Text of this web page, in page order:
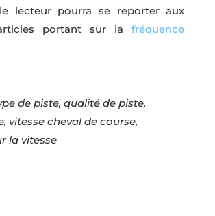
lecteur pourra se reporter aux
portant sur lafréquence
de piste, qualité de piste,
vitesse cheval de course,
la vitesse